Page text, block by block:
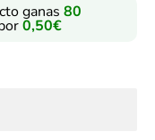
ganas 80
0,50€